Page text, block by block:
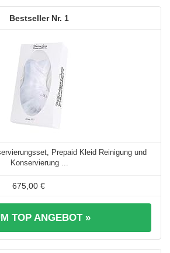
1
Prepaid Kleid Reinigung und
Konservierung ...
675,00 €
TOP ANGEBOT »